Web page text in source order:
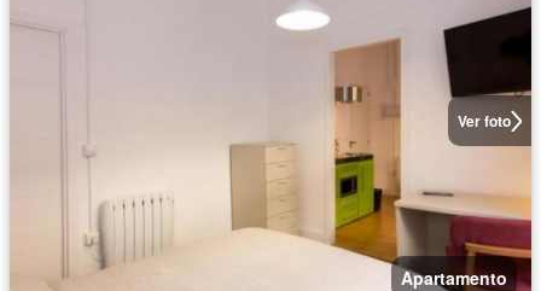
Ver foto
Apartamento